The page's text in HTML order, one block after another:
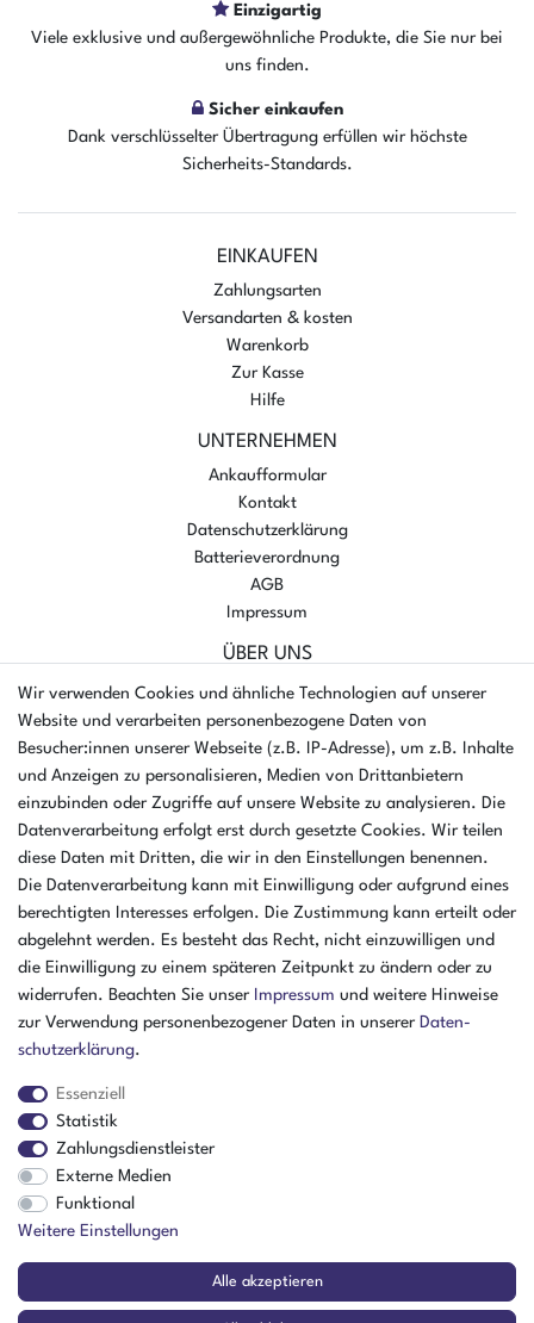
Der Artikel ist sofort verfügbar
In den Warenkorb
Einzigartig
Viele exklusive und außergewöhnliche Produkte, die Sie nur bei
uns finden.
Sicher einkaufen
Dank verschlüsselter Übertragung erfüllen wir höchste
Sicherheits-Standards.
EINKAUFEN
Zahlungsarten
Versandarten & kosten
Warenkorb
Zur Kasse
Hilfe
UNTERNEHMEN
Ankaufformular
Kontakt
Datenschutzerklärung
Batterieverordnung
AGB
Impressum
ÜBER UNS
AMIKON GMBH
Einsteinstr. 8a
46325 Borken
Deutschland
Öffnungszeiten Montag - Donnerstag
07:30 - 16:00 Uhr
Öffnungszeiten Freitag
07:30 - 15:00 Uhr
ZAHLUNGSARTEN
Sperrgut, Spedition und Versand ins Ausland
² Nur für Firmen mit Sitz in Deutschland
Wir verwenden Cookies und ähnliche Technologien auf unserer
Website und verarbeiten personenbezogene Daten von
Besucher:innen unserer Webseite (z.B. IP-Adresse), um z.B. Inhalte
und Anzeigen zu personalisieren, Medien von Drittanbietern
einzubinden oder Zugriffe auf unsere Website zu analysieren. Die
Datenverarbeitung erfolgt erst durch gesetzte Cookies. Wir teilen
diese Daten mit Dritten, die wir in den Einstellungen benennen.
Die Datenverarbeitung kann mit Einwilligung oder aufgrund eines
berechtigten Interesses erfolgen. Die Zustimmung kann erteilt oder
abgelehnt werden. Es besteht das Recht, nicht einzuwilligen und
die Einwilligung zu einem späteren Zeitpunkt zu ändern oder zu
widerrufen. Beachten Sie unser Impressum und weitere Hinweise
zur Verwendung personenbezogener Daten in unserer Daten­
schutz­erklärung.
Essenziell
Statistik
Zahlungsdienstleister
Externe Medien
Funktional
Weitere Einstellungen
Alle akzeptieren